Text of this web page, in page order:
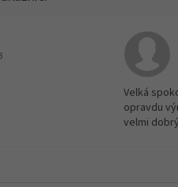
obchodu je 5 z 5 hvězdiček.
Velká
opravdu
velmi